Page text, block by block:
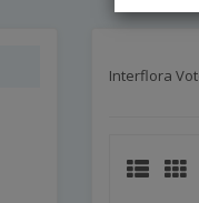
Interflora